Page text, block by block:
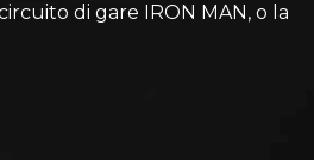
di gare IRON MAN, o la